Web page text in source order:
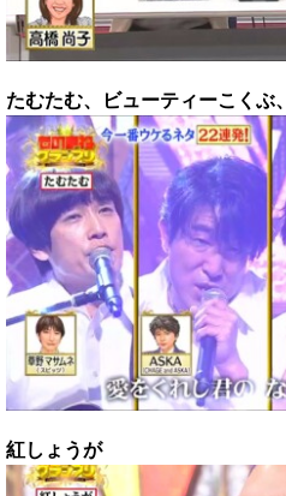
たむたむ、 ビューティーこくぶ、
紅しょうが